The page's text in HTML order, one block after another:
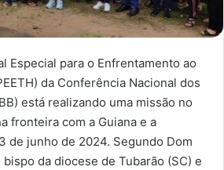
Especial para o Enfrentamento ao
da Conferência Nacional dos
está realizando uma missão no
fronteira com a Guiana e a
de junho de 2024. Segundo Dom
da diocese de Tubarão (SC) e